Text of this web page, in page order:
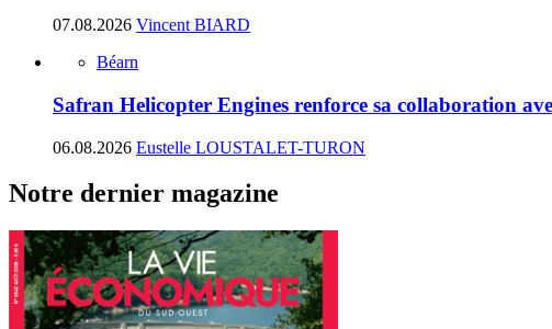
07.08.2026 Vincent BIARD
Béarn
Safran Helicopter Engines renforce sa collaboration
06.08.2026 Eustelle LOUSTALET-TURON
Notre dernier magazine